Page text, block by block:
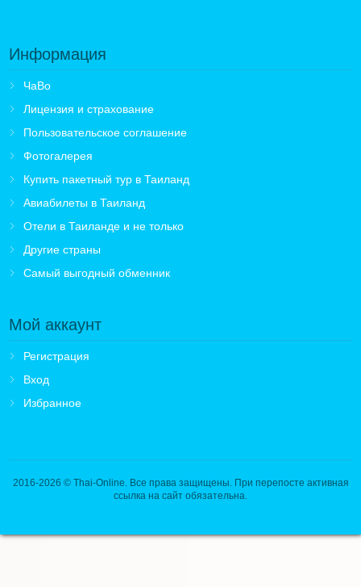
Информация
ЧаВо
Лицензия и страхование
Пользовательское соглашение
Фотогалерея
Купить пакетный тур в Таиланд
Авиабилеты в Таиланд
Отели в Таиланде и не только
Другие страны
Самый выгодный обменник
Мой аккаунт
Регистрация
Вход
Избранное
2016-2026 © Thai-Online. Все права защищены. При перепосте активная
ссылка на сайт обязательна.